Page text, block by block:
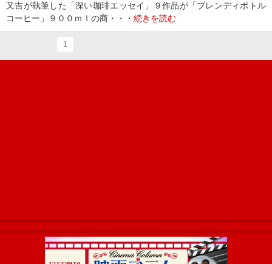
又吉が執筆した「深い珈琲エッセイ」９作品が「ブレンディボトル
コーヒー」９００ｍｌの商・・・ 続きを読む
1